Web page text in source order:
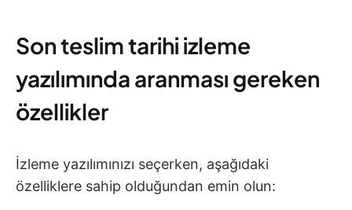
Son teslim tarihi izleme
yazılımında aranması gereken
özellikler
İzleme yazılımınızı seçerken, aşağıdaki
özelliklere sahip olduğundan emin olun: